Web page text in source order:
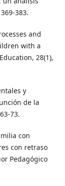
383.
and
with a
28(1),
y
de la
73.
con
con retraso
Pedagógico